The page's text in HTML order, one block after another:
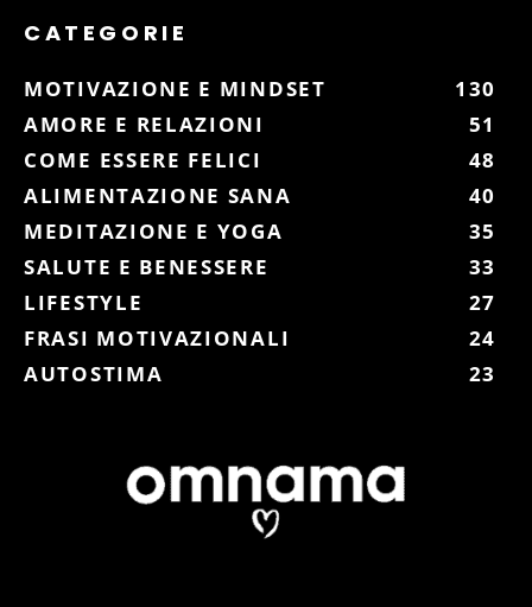
CATEGORIE
MOTIVAZIONE E MINDSET
130
AMORE E RELAZIONI
51
COME ESSERE FELICI
48
ALIMENTAZIONE SANA
40
MEDITAZIONE E YOGA
35
SALUTE E BENESSERE
33
LIFESTYLE
27
FRASI MOTIVAZIONALI
24
AUTOSTIMA
23